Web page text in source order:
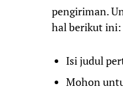
pengiriman.
hal berikut ini:
Isi judul
Mohon